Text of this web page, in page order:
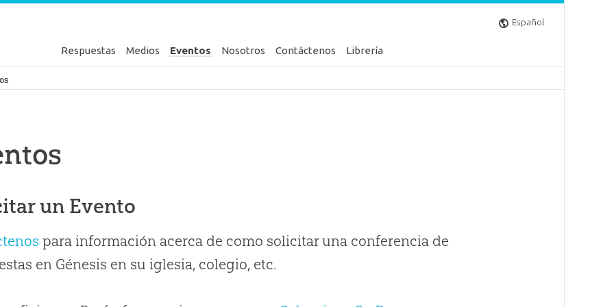
Español
Respuestas Medios Eventos Nosotros Contáctenos Librería
Génesis
un Evento
para información acerca de como solicitar una conferencia de
en Génesis en su iglesia, colegio, etc.